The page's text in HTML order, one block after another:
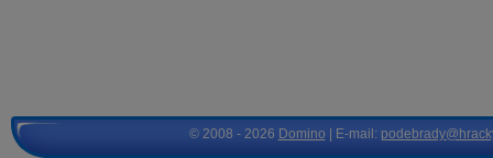
© 2008 - 2026 Domino | E-mail: